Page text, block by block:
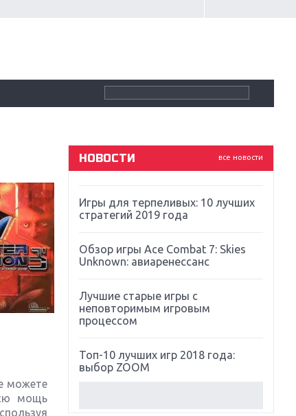
можете
мощь
все новости
НОВОСТИ
Souls
Far Cry 5: хвалить нельзя ругать
Игры для терпеливых: 10 лучших
стратегий 2019 года
Обзор игры Ace Combat 7: Skies
Unknown: авиаренессанс
Лучшие старые игры с
неповторимым игровым
процессом
Топ-10 лучших игр 2018 года:
выбор ZOOM